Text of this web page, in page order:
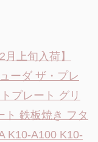
月上旬入荷】
ーダ ザ・プレ
プレート グリ
ト 鉄板焼き フタ
K10-A100 K10-